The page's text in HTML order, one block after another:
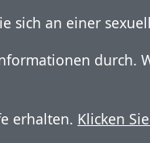
sich an einer
durch.
erhalten. Klicken